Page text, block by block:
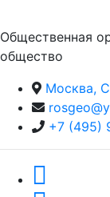
Общественная
общество
Москва,
+7 (495)